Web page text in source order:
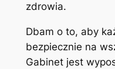
zdrowia.
Dbam o to, aby
bezpiecznie na
Gabinet jest